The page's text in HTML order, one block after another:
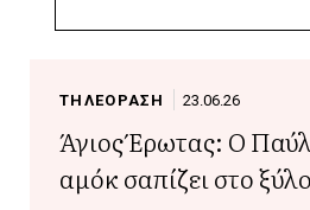
ΤΗΛΕΟΡΑΣΗ 23.06.26
Άγιος Έρωτας: Ο
αμόκ σαπίζει στο